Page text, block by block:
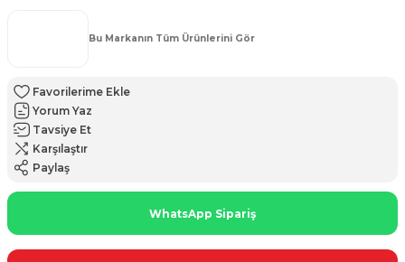
Bu Markanın Tüm Ürünlerini Gör
Yorum Yaz
Tavsiye Et
Karşılaştır
Paylaş
WhatsApp Sipariş